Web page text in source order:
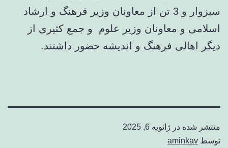
سبزوار و 3 تن از معاونان وزیر فرهنگ و ارشاد
اسلامی و معاونان وزیر علوم و جمع کثیری از
دیگر اهالی فرهنگ و اندیشه حضور داشتند.
منتشر شده در ژانویه 6, 2025
توسط aminkav